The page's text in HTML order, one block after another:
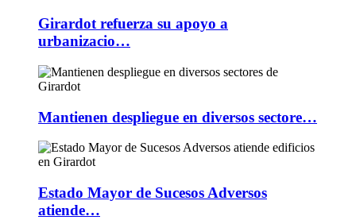
Girardot refuerza su apoyo a
urbanizacio…
Mantienen despliegue en diversos sectore…
Estado Mayor de Sucesos Adversos
atiende…